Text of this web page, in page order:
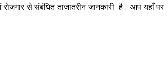
से संबंधित ताजातरीन जानकारी है। आप यहाँ पर